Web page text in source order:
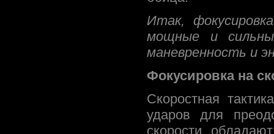
Итак,
мощные и
маневренность и
Фокусировка на
Скоростная
ударов для
скорости,